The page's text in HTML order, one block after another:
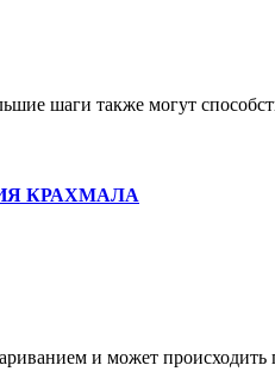
шаги также могут
КРАХМАЛА
и может